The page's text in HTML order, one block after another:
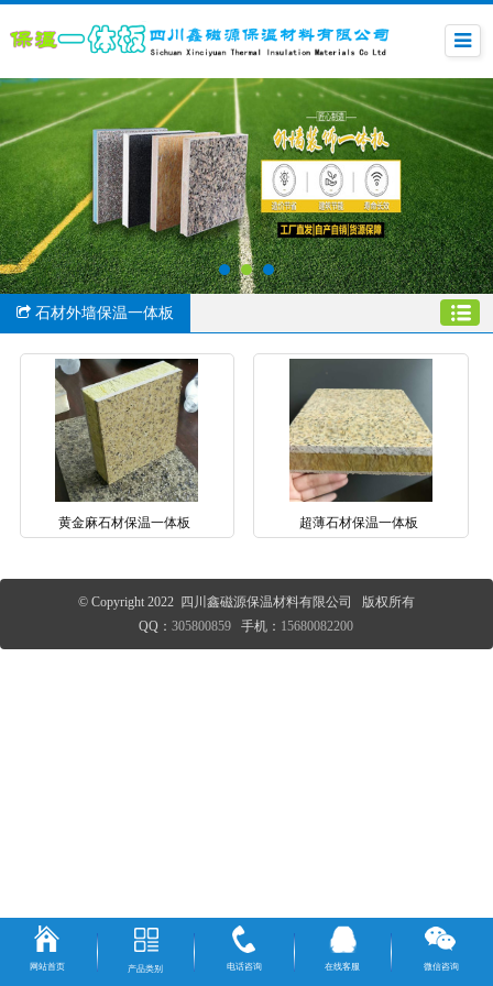
石材外墙保温一体板
黄金麻石材保温一体板 超薄石材保温一体板
© Copyright 2022 四川鑫磁源保温材料有限公司 版权所有
QQ：305800859 手机： 15680082200
网站首页 产品类别 电话咨询 在线客服 微信咨询